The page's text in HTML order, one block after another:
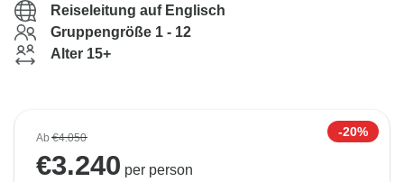
Reiseleitung auf Englisch
Gruppengröße 1 - 12
Alter 15+
Ab€4.050 -20%
€3.240 per person